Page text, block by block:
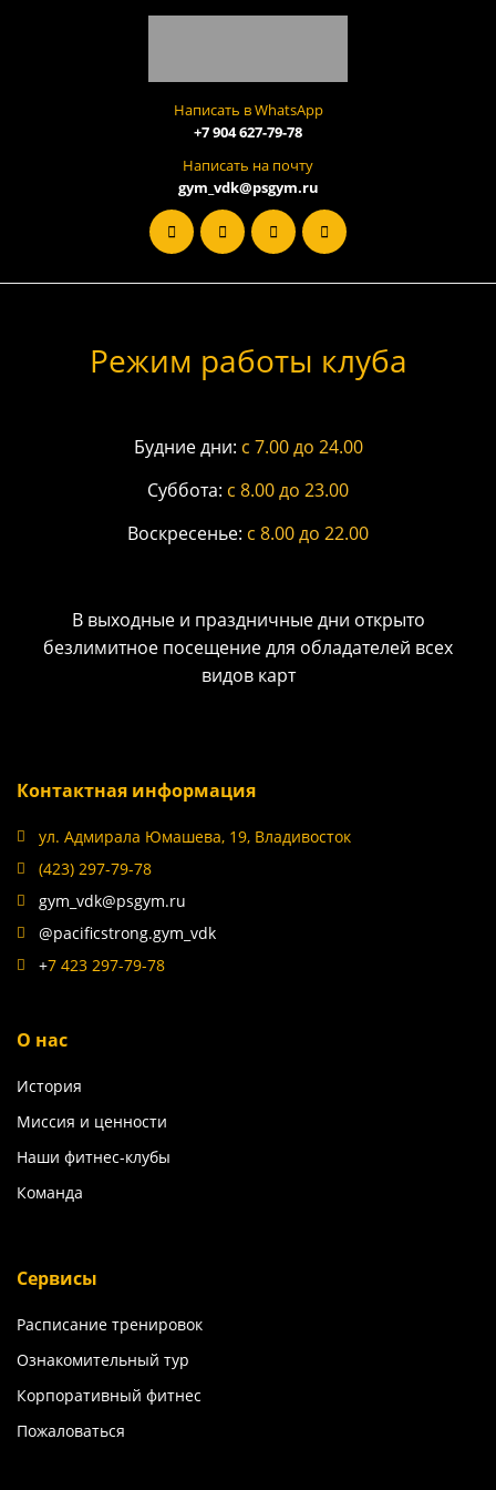
Написать в WhatsApp
+7 904 627-79-78
Написать на почту
gym_vdk@psgym.ru
Режим работы клуба
Будние дни: c 7.00 до 24.00
Суббота: с 8.00 до 23.00
Воскресенье: с 8.00 до 22.00
В выходные и праздничные дни открыто
безлимитное посещениедля обладателей всех
видов карт
Контактная информация
ул. Адмирала Юмашева, 19, Владивосток
(423) 297-79-78
gym_vdk@psgym.ru
@pacificstrong.gym_vdk
+7 423 297-79-78
О нас
История
Миссия и ценности
Наши фитнес-клубы
Команда
Сервисы
Расписание тренировок
Ознакомительный тур
Корпоративный фитнес
Пожаловаться